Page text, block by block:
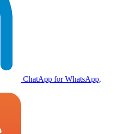
ChatApp for WhatsApp,